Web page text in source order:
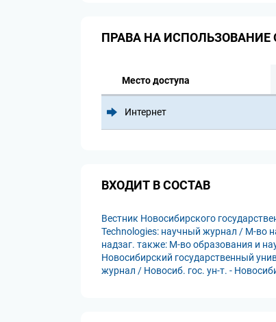
ПРАВА НА ИСПОЛЬЗОВАНИЕ
Место доступа
Интернет
ВХОДИТ В СОСТАВ
Вестник Новосибирского
Technologies: научный журнал / М-во
надзаг. также: М-во образования и
Новосибирский государственный
журнал / Новосиб. гос. ун-т. -